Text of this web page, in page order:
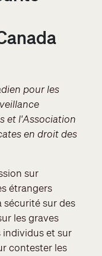
pour les
et l'Association
en droit des
sur
étrangers
sécurité sur des
les graves
individus et sur
contester les